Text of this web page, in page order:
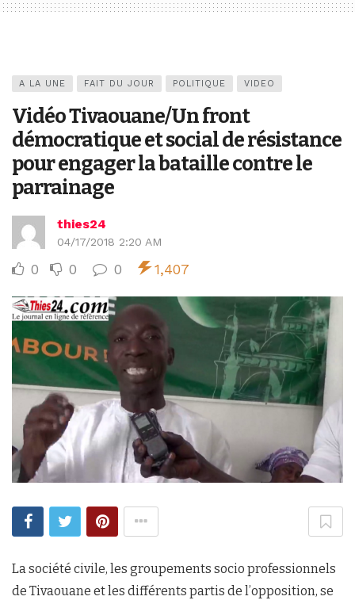
A LA UNE FAIT DU JOUR POLITIQUE VIDEO
Vidéo Tivaouane/Un front
démocratique et social de résistance
pour engager la bataille contre le
parrainage
thies24
04/17/2018 2:20 AM
0 0 0 1,407
La société civile, les groupements socio professionnels
de Tivaouane et les différents partis de l’opposition, se